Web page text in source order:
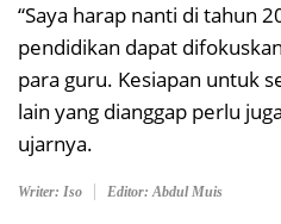
“Saya harap nanti di tahun
pendidikan dapat
para guru. Kesiapan untuk
lain yang dianggap perlu
ujarnya.
Writer: Iso Editor: Abdul Muis